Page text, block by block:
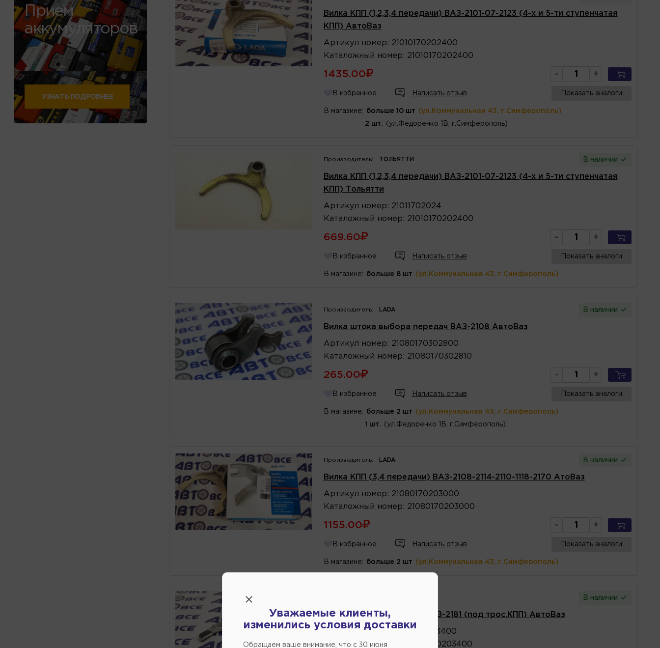
Прием
аккумуляторов
УЗНАТЬ ПОДРОБНЕЕ
Вилка КПП (1,2,3,4 передачи) ВАЗ-2101-07-2123 (4-х и 5-ти ступенчатая
КПП) АвтоВаз
Артикул номер : 21010170202400
Каталожный номер : 21010170202400
1435.00 - +
В избранное Написать отзыв Показать аналоги
В магазине: больше 10 шт (ул.Коммунальная 43, г.Симферополь)
2 шт. (ул.Федоренко 1В, г.Симферополь)
Производитель: ТОЛЬЯТТИ В наличии
Вилка КПП (1,2,3,4 передачи) ВАЗ-2101-07-2123 (4-х и 5-ти ступенчатая
КПП) Тольятти
Артикул номер : 21011702024
Каталожный номер : 21010170202400
669.60 - +
В избранное Написать отзыв Показать аналоги
В магазине: больше 8 шт (ул.Коммунальная 43, г.Симферополь)
Производитель: LADA В наличии
Вилка штока выбора передач ВАЗ-2108 АвтоВаз
Артикул номер : 21080170302800
Каталожный номер : 21080170302810
265.00 - +
В избранное Написать отзыв Показать аналоги
В магазине: больше 2 шт (ул.Коммунальная 43, г.Симферополь)
1 шт. (ул.Федоренко 1В, г.Симферополь)
Производитель: LADA В наличии
Вилка КПП (3,4 передачи) ВАЗ-2108-2114-2110-1118-2170 АтоВаз
Артикул номер : 21080170203000
Каталожный номер : 21080170203000
1155.00 - +
В избранное Написать отзыв Показать аналоги
В магазине: больше 2 шт (ул.Коммунальная 43, г.Симферополь)
В наличии
Вилка КПП (5 передачи) ВАЗ-2181 (под трос.КПП) АвтоВаз
номер
21810170203400
Каталожныйномер 21810170203400
Уважаемые клиенты,
изменились условия доставки
Обращаем ваше внимание, что c 30 июня